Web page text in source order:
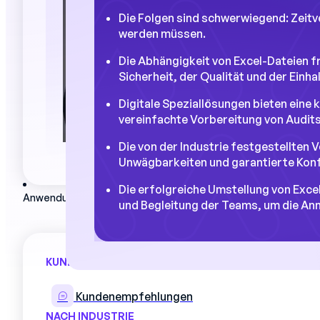
Anwendungsfälle
KUNDINNEN UND KUNDEN
Kundenempfehlungen
NACH INDUSTRIE
Die Folgen sind schwerwiegend:
werden müssen.
Die Abhängigkeit von Excel-
Sicherheit, der Qualität und der
Digitale Speziallösungen bieten
vereinfachte Vorbereitung von
Die von der Industrie festgestellten
Unwägbarkeiten und garantierte
Die erfolgreiche Umstellung von
und Begleitung der Teams, um die
In den Fabriken,